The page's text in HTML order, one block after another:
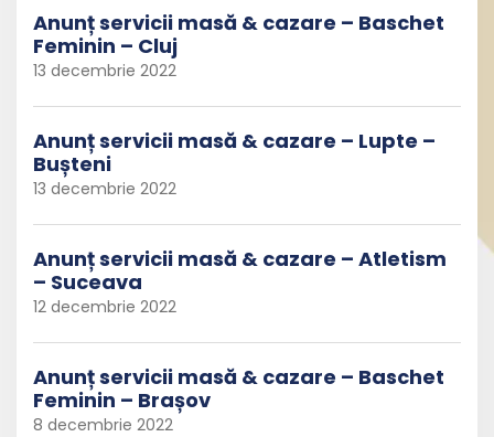
Anunț servicii masă & cazare – Baschet
Feminin – Cluj
13 decembrie 2022
Anunț servicii masă & cazare – Lupte –
Bușteni
13 decembrie 2022
Anunț servicii masă & cazare – Atletism
– Suceava
12 decembrie 2022
Anunț servicii masă & cazare – Baschet
Feminin – Brașov
8 decembrie 2022